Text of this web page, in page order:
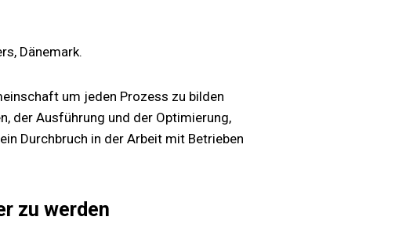
Dänemark.
um jeden Prozess zu bilden
der Ausführung und der Optimierung,
Durchbruch in der Arbeit mit Betrieben
zu werden